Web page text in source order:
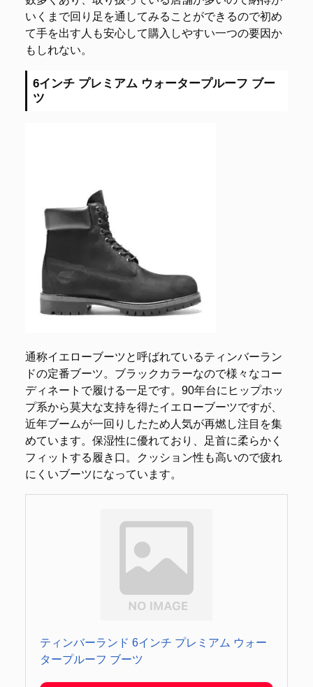
いくまで回り足を通してみることができるので初め
て手を出す人も安心して購入しやすい一つの要因か
もしれない。
6インチ プレミアム ウォータープルーフ ブー
ツ
通称イエローブーツと呼ばれているティンバーラン
ドの定番ブーツ。ブラックカラーなので様々なコー
ディネートで履ける一足です。90年台にヒップホッ
プ系から莫大な支持を得たイエローブーツですが、
近年ブームが一回りしたため人気が再燃し注目を集
めています。保湿性に優れており、足首に柔らかく
フィットする履き口。クッション性も高いので疲れ
にくいブーツになっています。
ティンバーランド 6インチ プレミアム ウォー
タープルーフ ブーツ